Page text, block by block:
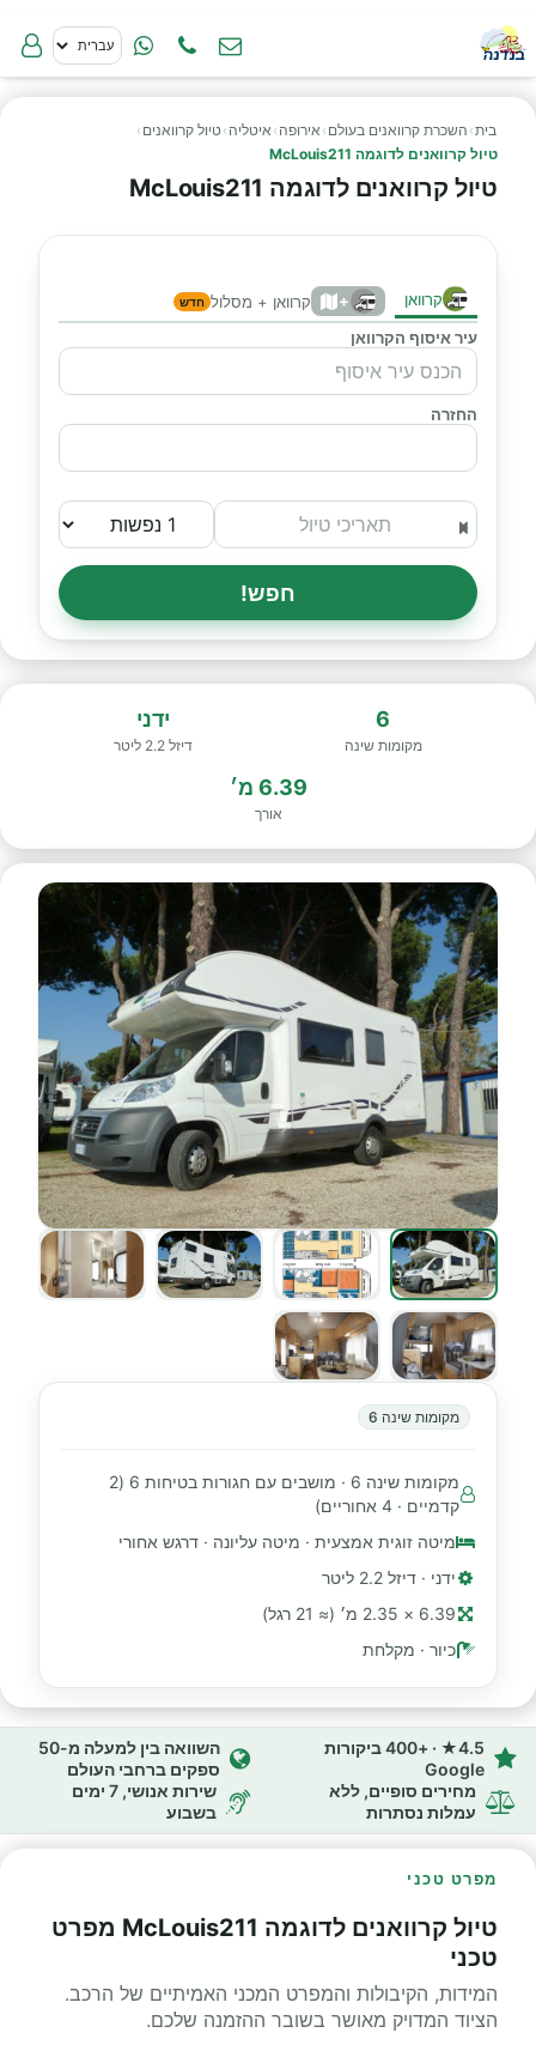
בית› השכרת קרוואנים בעולם › אירופה › איטליה ›טיול קרוואנים ›
טיול קרוואנים לדוגמה McLouis211
טיול קרוואנים לדוגמה McLouis211
קרוואן + קרוואן + מסלול חדש
עיר איסוף הקרוואן
החזרה
חפש!
6
מקומות שינה
ידני
דיזל 2.2 ליטר
6.39 מ׳
אורך
מקומות שינה 6
מקומות שינה 6 · מושבים עם חגורות בטיחות 6 (2
קדמיים · 4 אחוריים)
מיטה זוגית אמצעית · מיטה עליונה · דרגש אחורי
ידני · דיזל 2.2 ליטר
6.39 × 2.35 מ׳ (≈ 21 רגל)
כיור · מקלחת
4.5★ · +400 ביקורות
Google
השוואה בין למעלה מ-50
ספקים ברחבי העולם
מחירים סופיים, ללא
עמלות נסתרות
שירות אנושי, 7 ימים
בשבוע
מפרט טכני
טיול קרוואנים לדוגמה McLouis211 מפרט
טכני
המידות, הקיבולות והמפרט המכני האמיתיים של הרכב.
הציוד המדויק מאושר בשובר ההזמנה שלכם.